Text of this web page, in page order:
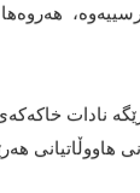
نادات
هاووڵاتیانى